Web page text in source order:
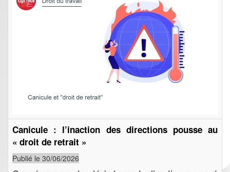
Canicule : l’inaction des directions pousse au
« droit de retrait »
Publié le 30/06/2026